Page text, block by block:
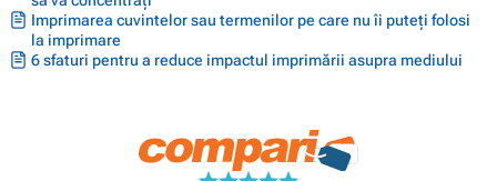
Imprimarea cuvintelor sau termenilor pe care nu îi puteți folosi
la imprimare
6 sfaturi pentru a reduce impactul imprimării asupra mediului